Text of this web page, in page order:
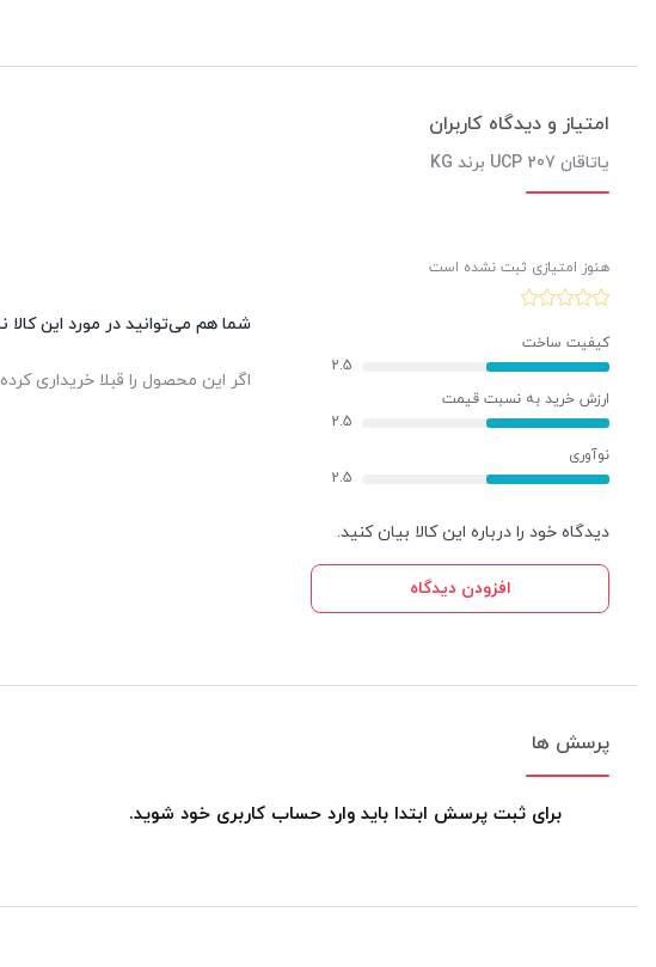
امتیاز و دیدگاه کاربران
یاتاقان UCP 207 برند KG
هنوز امتیازی ثبت نشده است
کیفیت ساخت
2.5
ارزش خرید به نسبت قیمت
2.5
نوآوری
2.5
دیدگاه خود را درباره این کالا بیان کنید.
افزودن دیدگاه
شما هم می‌توانید در مورد این کالا
اگر این محصول را قبلا خریداری
پرسش ها
برای ثبت پرسش ابتدا باید وارد حساب کاربری خود شوید.